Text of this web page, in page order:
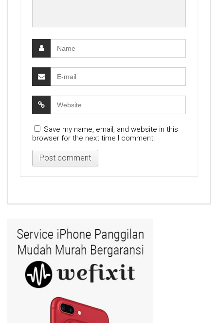
Save my name, email, and website in this
browser for the next time I comment.